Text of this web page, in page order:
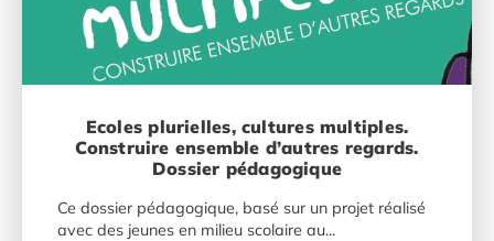
Ecoles plurielles, cultures multiples.
Construire ensemble d’autres regards.
Dossier pédagogique
Ce dossier pédagogique, basé sur un projet réalisé
avec des jeunes en milieu scolaire au...